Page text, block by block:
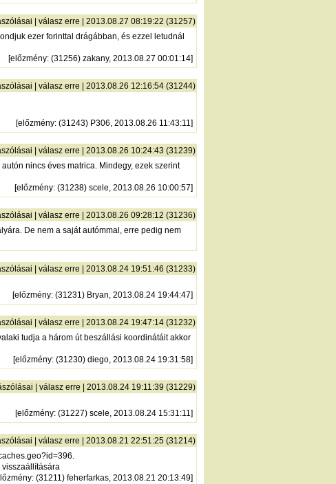
válasz erre | 2013.08.27 08:19:22 (31257)
ezer forinttal drágábban, és ezzel letudnál
[előzmény: (31256) zakany, 2013.08.27 00:01:14]
válasz erre | 2013.08.26 12:16:54 (31244)
[előzmény: (31243) P306, 2013.08.26 11:43:11]
válasz erre | 2013.08.26 10:24:43 (31239)
nincs éves matrica. Mindegy, ezek szerint
[előzmény: (31238) scele, 2013.08.26 10:00:57]
válasz erre | 2013.08.26 09:28:12 (31236)
De nem a saját autómmal, erre pedig nem
válasz erre | 2013.08.24 19:51:46 (31233)
[előzmény: (31231) Bryan, 2013.08.24 19:44:47]
válasz erre | 2013.08.24 19:47:14 (31232)
tudja a három út beszállási koordinátáit akkor
[előzmény: (31230) diego, 2013.08.24 19:31:58]
válasz erre | 2013.08.24 19:11:39 (31229)
[előzmény: (31227) scele, 2013.08.24 15:31:11]
válasz erre | 2013.08.21 22:51:25 (31214)
visszaállítására
: (31211) feherfarkas, 2013.08.21 20:13:49]